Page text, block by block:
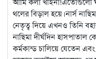
থলের বিড়াল হয়ে।নার্স
নেতৃত্ব দিয়ে এখনও তিনি
নাছিমা দীর্ঘদিন হাসপাতাল
কর্মকান্ড চালিয়ে যেতেন